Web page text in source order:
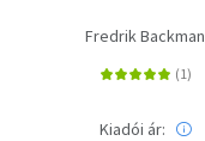
Fredrik Backman
Kiadói ár: